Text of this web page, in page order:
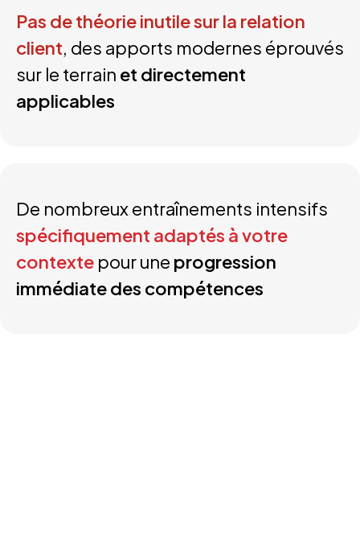
Pas de théorie inutile sur la relation
client, des apports modernes éprouvés
sur le terrain et directement
applicables
De nombreux entraînements intensifs
spécifiquement adaptés à votre
contexte pour une progression
immédiate des compétences